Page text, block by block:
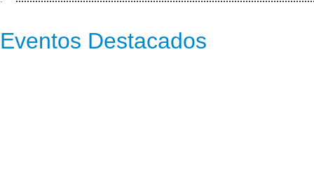
Eventos Destacados